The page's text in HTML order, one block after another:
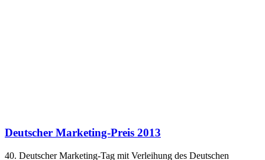
Deutscher Marketing-Preis 2013
40. Deutscher Marketing-Tag mit Verleihung des Deutschen